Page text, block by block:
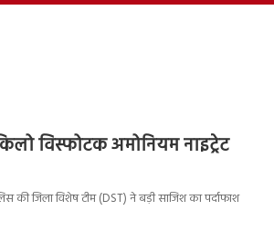
विस्फोटक अमोनियम नाइट्रेट
जिला विशेष टीम (DST) ने बड़ी साजिश का पर्दाफाश